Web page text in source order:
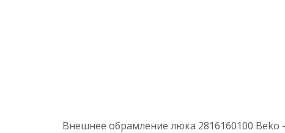
Внешнее обрамление люка 2816160100 Beko